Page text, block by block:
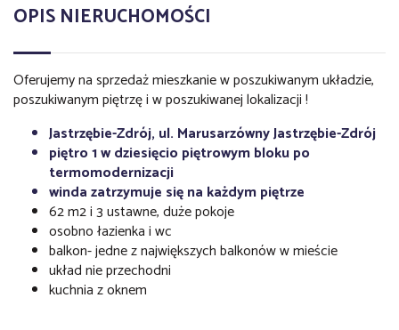
OPIS NIERUCHOMOŚCI
Oferujemy na sprzedaż mieszkanie w poszukiwanym układzie,
poszukiwanym piętrzę i w poszukiwanej lokalizacji !
Jastrzębie-Zdrój, ul. Marusarzówny Jastrzębie-Zdrój
piętro 1 w dziesięcio piętrowym bloku po
termomodernizacji
winda zatrzymuje się na każdym piętrze
62 m2 i 3 ustawne, duże pokoje
osobno łazienka i wc
balkon- jedne z największych balkonów w mieście
układ nie przechodni
kuchnia z oknem